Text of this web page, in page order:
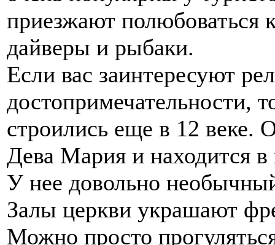
приезжают полюбоваться
дайверы и рыбаки.
Если вас заинтересуют
достопримечательности,
строились еще в 12 веке.
Дева Мария и находится
У нее довольно
Залы церкви украшают
Можно просто